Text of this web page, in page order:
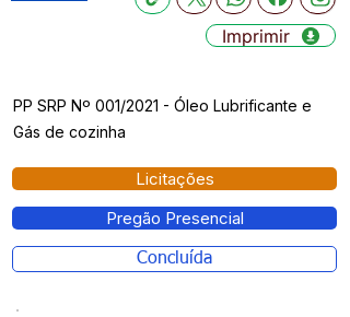
Imprimir
PP SRP Nº 001/2021 - Óleo Lubrificante e
Gás de cozinha
Licitações
Pregão Presencial
Concluída